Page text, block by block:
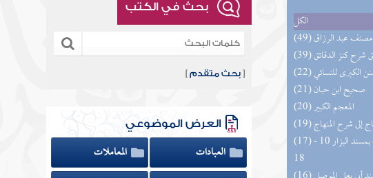
الكل
(49) مصنف عبد الرزاق
شرح كنز الدقائق
السنن الكبرى للنسائي
(21) صحيح ابن حبان
(20) المعجم الكبير
إلى شرح المنهاج
(17) البحر الزخار المعروف بمسند البزار 10 -
18
بحث في الكتب
[بحث متقدم ]
العرض الموضوعي
العبادات
المعاملات